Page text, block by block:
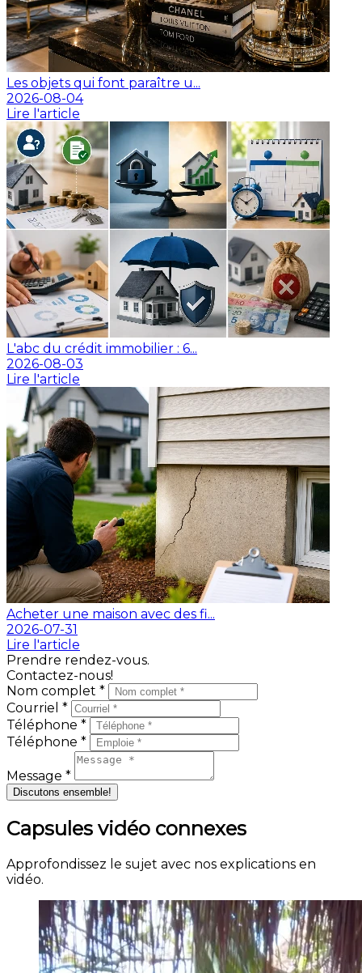
Les objets qui font paraître u...
2026-08-04
Lire l'article
L'abc du crédit immobilier : 6...
2026-08-03
Lire l'article
Acheter une maison avec des fi...
2026-07-31
Lire l'article
Prendre rendez-vous.
Contactez-nous!
Nom complet *
Courriel *
Téléphone *
Téléphone *
Message *
Discutons ensemble!
Capsules vidéo connexes
Approfondissez le sujet avec nos explications en
vidéo.